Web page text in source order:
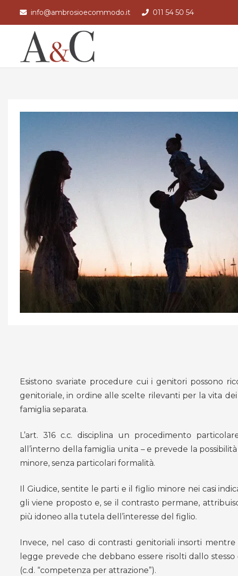
info@ambrosioecommodo.it 011 54 50 54
Esistono svariate procedure cui i genitori possono
genitoriale, in ordine alle scelte rilevanti per la vita
famiglia separata.
L’art. 316 c.c. disciplina un procedimento
all’interno della famiglia unita – e prevede la
minore, senza particolari formalità.
Il Giudice, sentite le parti e il figlio minore nei casi
gli viene proposto e, se il contrasto permane,
più idoneo alla tutela dell’interesse del figlio.
Invece, nel caso di contrasti genitoriali insorti
legge prevede che debbano essere risolti dallo
(c.d. “competenza per attrazione”).